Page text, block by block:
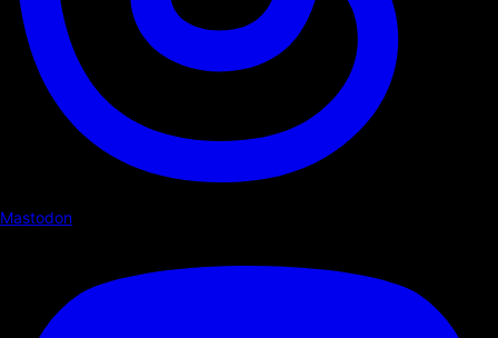
Mastodon